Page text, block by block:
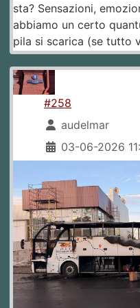
sta? Sensazioni,
abbiamo un certo
pila si scarica (se tutto
#258
audelmar
03-06-2026